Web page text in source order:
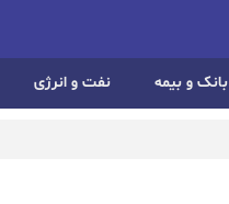
بانک و بیمه نفت و انرژی